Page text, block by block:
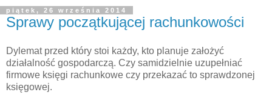
piątek, 26 września 2014
Sprawy początkującej rachunkowości
Dylemat przed który stoi każdy, kto planuje założyć
działalność gospodarczą. Czy samidzielnie uzupełniać
firmowe księgi rachunkowe czy przekazać to sprawdzonej
księgowej.